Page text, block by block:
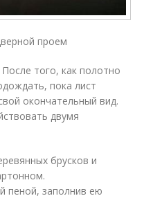
проем
того, как полотно
пока лист
окончательный вид.
двумя
брусков и
пеной, заполнив ею